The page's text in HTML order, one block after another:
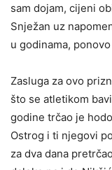
sam dojam, cijeni
Snježan uz
u godinama,
Zasluga za ovo
što se atletikom
godine trčao je
Ostrog i ti njegovi
za dva dana